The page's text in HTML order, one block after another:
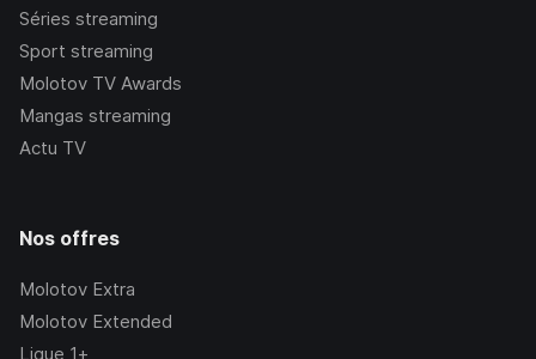
Séries streaming
Sport streaming
Molotov TV Awards
Mangas streaming
Actu TV
Nos offres
Molotov Extra
Molotov Extended
Ligue 1+